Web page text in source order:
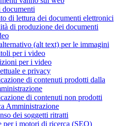
di lettura dei documenti elettronici
di produzione dei documenti
(alt text) per le immagini
per i video
per i video
e privacy
di contenuti prodotti dalla
di contenuti non prodotti
Amministrazione
dei soggetti ritratti
per i motori di ricerca (SEO)